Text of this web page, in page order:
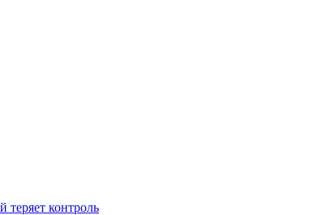
теряет контроль